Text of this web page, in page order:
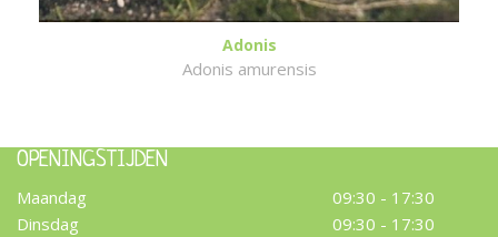
Adonis
Adonis amurensis
OPENINGSTIJDEN
Maandag
09:30 - 17:30
Dinsdag
09:30 - 17:30